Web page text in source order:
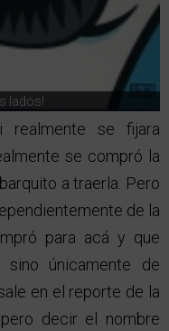
lados!
realmente se fijara
se compró la
a traerla. Pero
de la
para acá y que
únicamente de
en el reporte de la
decir el nombre